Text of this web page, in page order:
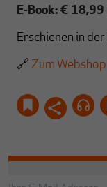
E-Book: € 18,99
Erschienen in der
🔗 Zum Webshop